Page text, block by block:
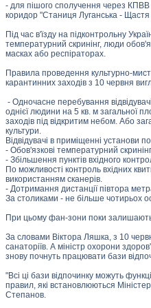
- для пішого сполучення через
коридор "Станиця Луганська -
Під час в'їзду на підконтрольну
температурний скринінг, люди
масках або респіраторах.
Правила проведення культурно-
карантинних заходів з 10 червня
- Одночасне перебування
однієї людини на 5 кв. м загальної
заходів під відкритим небом. Або
культури.
Відвідувачі в приміщенні установи
- Обов'язкові температурний скринінг
- Збільшення пунктів вхідного
По можливості контроль вхідних
використанням сканерів.
- Дотримання дистанції півтора
За столиками - не більше чотирьох
При цьому фан-зони поки
За словами Віктора Ляшка, з 10
санаторіїв. А міністр охорони
знову почнуть працювати бази
"Всі ці бази відпочинку можуть
правил, які встановлюються
Степанов.